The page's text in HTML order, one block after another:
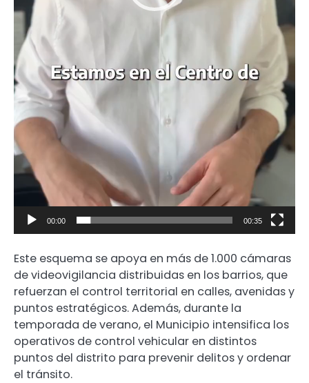
00:00 00:35
Este esquema se apoya en más de 1.000 cámaras
de videovigilancia distribuidas en los barrios, que
refuerzan el control territorial en calles, avenidas y
puntos estratégicos. Además, durante la
temporada de verano, el Municipio intensifica los
operativos de control vehicular en distintos
puntos del distrito para prevenir delitos y ordenar
el tránsito.